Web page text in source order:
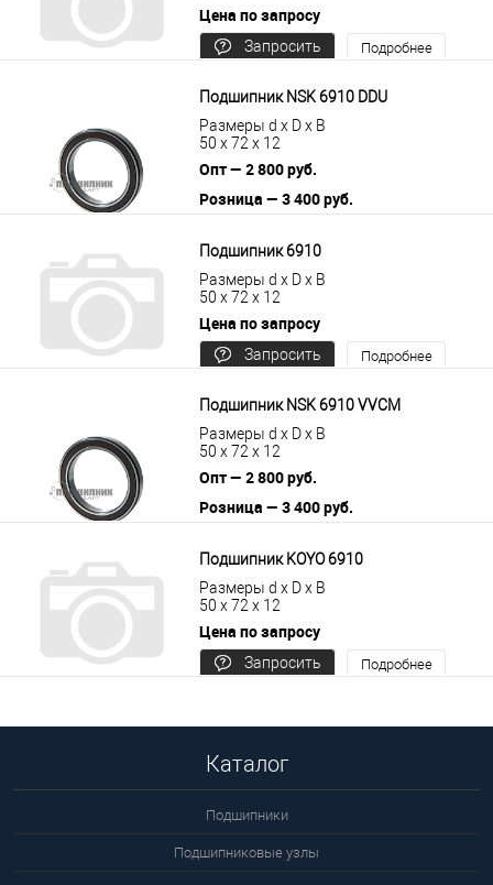
Цена по запросу
Запросить
Подробнее
Подшипник NSK 6910 DDU
Размеры d x D x B
50 x 72 x 12
Опт — 2 800 руб.
Розница — 3 400 руб.
Подшипник 6910
Размеры d x D x B
50 x 72 x 12
Цена по запросу
Запросить
Подробнее
Подшипник NSK 6910 VVCM
Размеры d x D x B
50 x 72 x 12
Опт — 2 800 руб.
Розница — 3 400 руб.
Подшипник KOYO 6910
Размеры d x D x B
50 x 72 x 12
Цена по запросу
Запросить
Подробнее
Каталог
Подшипники
Подшипниковые узлы